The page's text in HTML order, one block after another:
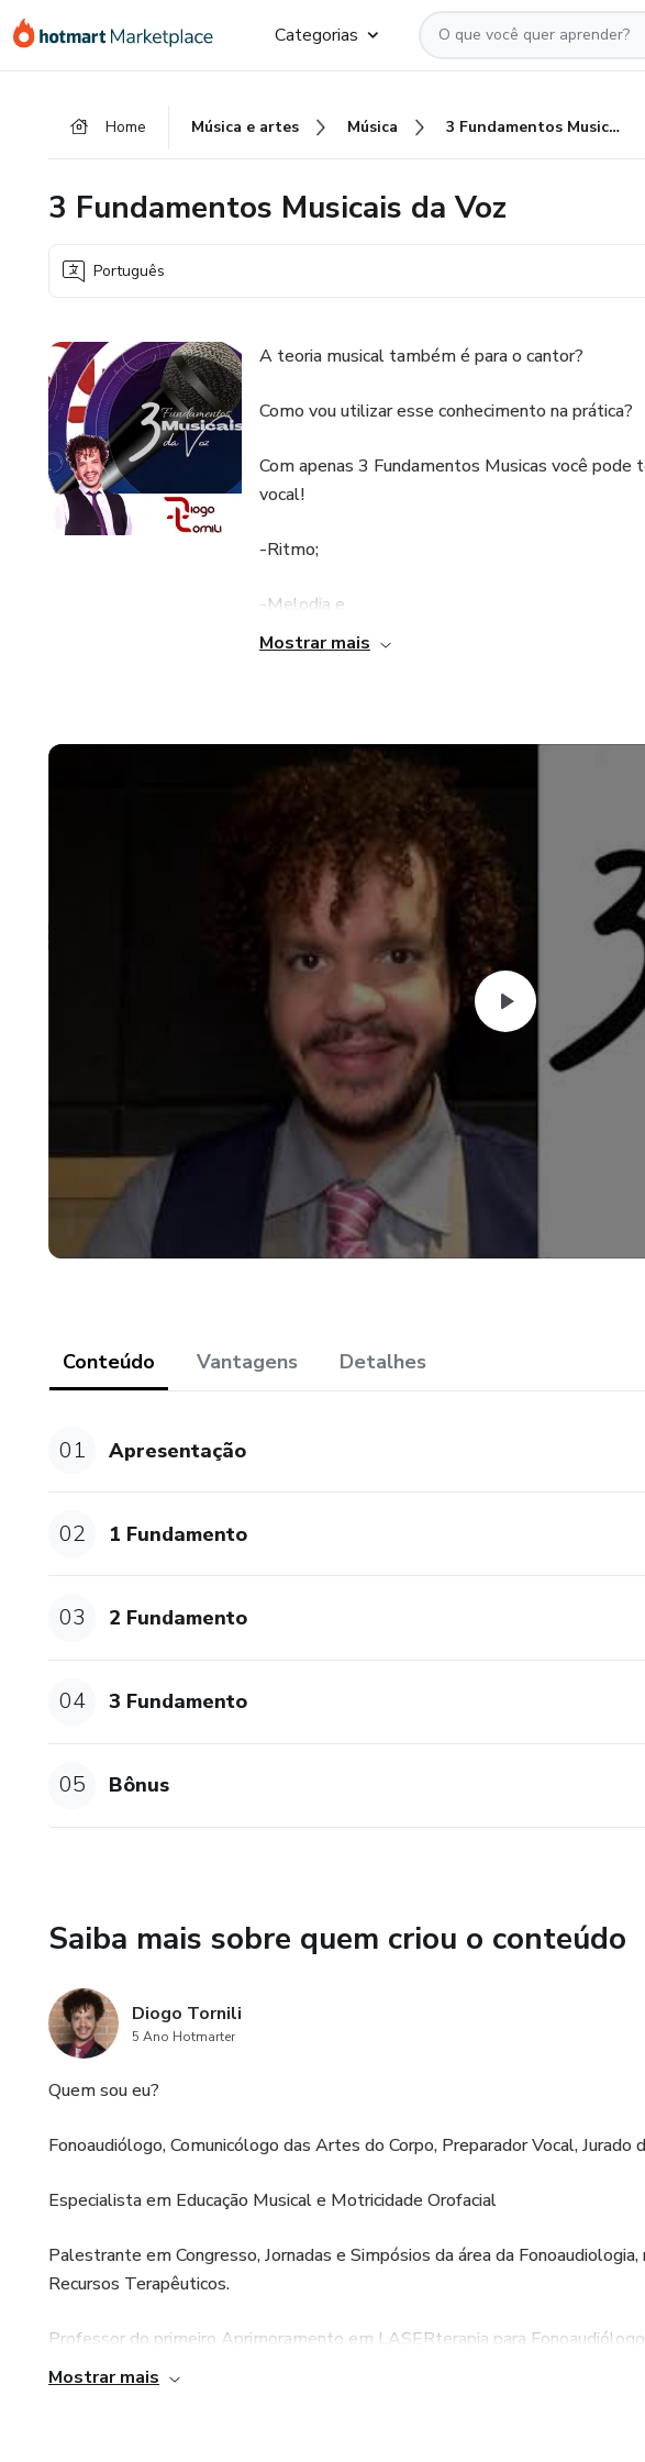
para
para
para
Categorias
Home Música e artes Música 3 Fundamentos Musicais da Voz
3 Fundamentos Musicais da Voz
Português
A teoria musical também é para o cantor?
Como vou utilizar esse conhecimento na prática?
Com apenas 3 Fundamentos Musicas você pode
vocal!
-Ritmo;
-Melodia e
trabalhar cada um no seu dia-a dia
Mostrar mais
Conteúdo Vantagens Detalhes
01 Apresentação
02 1 Fundamento
03 2 Fundamento
04 3 Fundamento
05 Bônus
Saiba mais sobre quem criou o conteúdo
Diogo Tornili
5 Ano Hotmarter
Quem sou eu?
Fonoaudiólogo, Comunicólogo das Artes do Corpo, Preparador Vocal, Jurado
Especialista em Educação Musical e Motricidade Orofacial
Palestrante em Congresso, Jornadas e Simpósios da área da
Recursos Terapêuticos.
Professor do primeiro Aprimoramento em LASERterapia para
Mostrar mais